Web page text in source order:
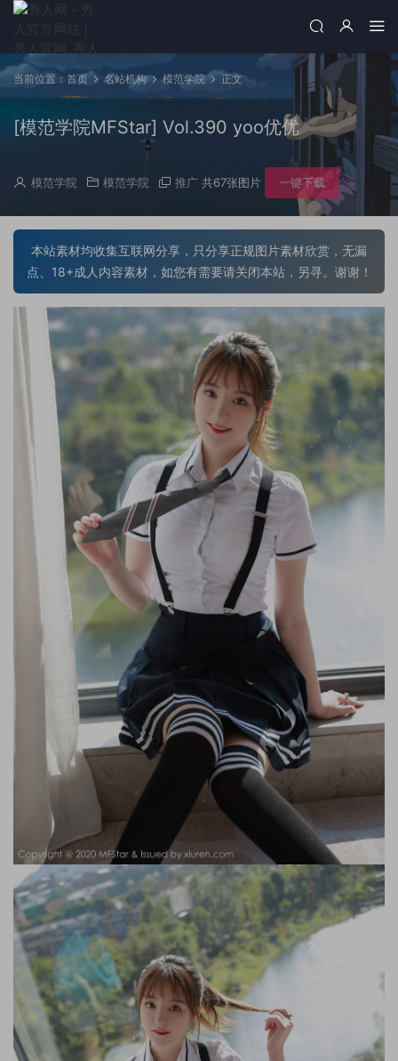
当前位置： 首页 名站机构 模范学院 正文
[模范学院MFStar] Vol.390 yoo优优
模范学院 模范学院 推广 共67张图片 一键下载
本站素材均收集互联网分享，只分享正规图片素材欣赏，无漏
点、18+成人内容素材，如您有需要请关闭本站，另寻。谢谢！